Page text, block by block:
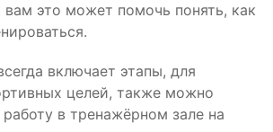
вам это может помочь понять, как
включает этапы, для
целей, также можно
в тренажёрном зале на